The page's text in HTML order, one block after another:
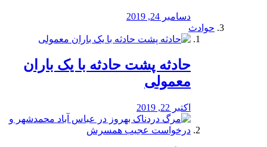
دسامبر 24, 2019
حوادث
️حادثه پشت حادثه با یک باران
معمولی
اکتبر 22, 2019